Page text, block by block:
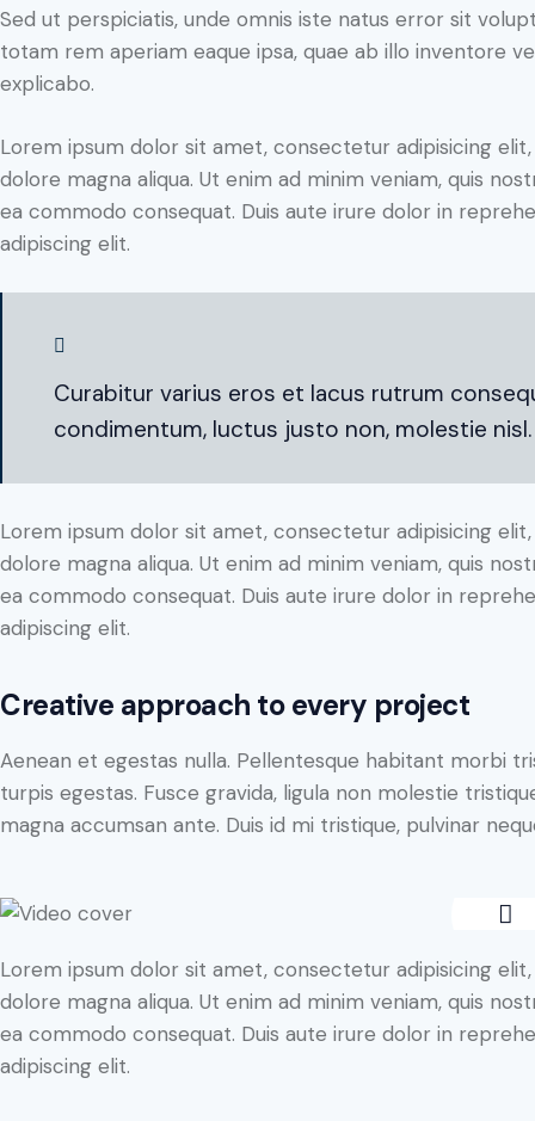
Sed ut perspiciatis, unde omnis iste natus error sit
totam rem aperiam eaque ipsa, quae ab illo inventore
explicabo.
Lorem ipsum dolor sit amet, consectetur adipisicing
dolore magna aliqua. Ut enim ad minim veniam, quis
ea commodo consequat. Duis aute irure dolor in
adipiscing elit.
Curabitur varius eros et lacus rutrum
condimentum, luctus justo non, molestie nisl.
Lorem ipsum dolor sit amet, consectetur adipisicing
dolore magna aliqua. Ut enim ad minim veniam, quis
ea commodo consequat. Duis aute irure dolor in
adipiscing elit.
Creative approach to every project
Aenean et egestas nulla. Pellentesque habitant morbi
turpis egestas. Fusce gravida, ligula non molestie
magna accumsan ante. Duis id mi tristique, pulvinar
Lorem ipsum dolor sit amet, consectetur adipisicing
dolore magna aliqua. Ut enim ad minim veniam, quis
ea commodo consequat. Duis aute irure dolor in
adipiscing elit.